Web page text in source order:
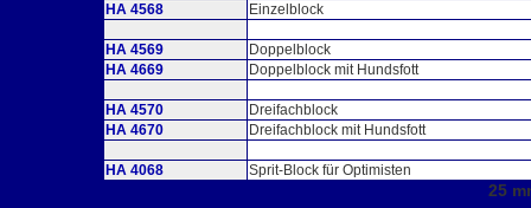
HA 4568
Einzelblock
HA 4569
Doppelblock
HA 4669
Doppelblock mit Hundsfott
HA 4570
Dreifachblock
HA 4670
Dreifachblock mit Hundsfott
HA 4068 Sprit-Block für Optimisten
25